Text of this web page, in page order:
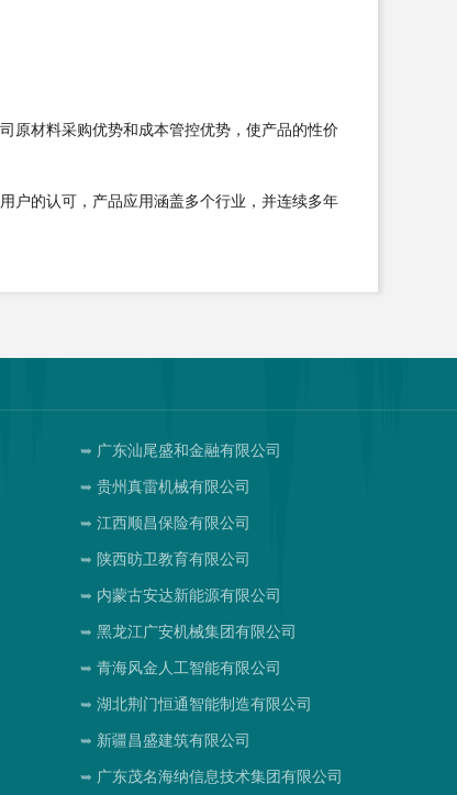
原材料采购优势和成本管控优势，使产品的性价
户的认可，产品应用涵盖多个行业，并连续多年
广东汕尾盛和金融有限公司
贵州真雷机械有限公司
江西顺昌保险有限公司
陕西昉卫教育有限公司
内蒙古安达新能源有限公司
黑龙江广安机械集团有限公司
青海风金人工智能有限公司
湖北荆门恒通智能制造有限公司
新疆昌盛建筑有限公司
广东茂名海纳信息技术集团有限公司